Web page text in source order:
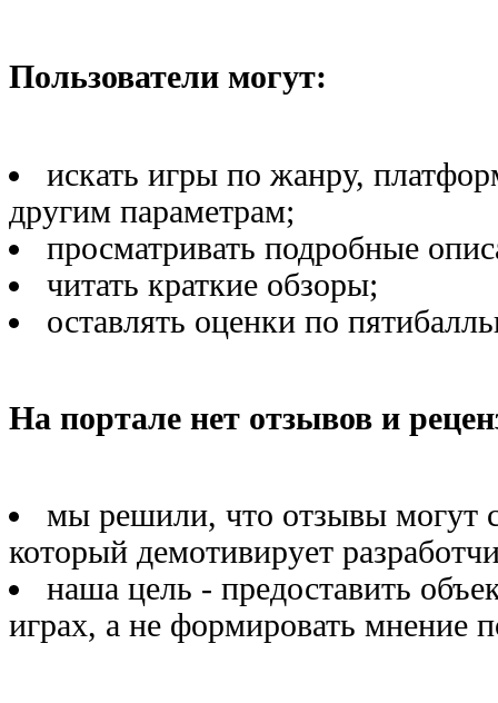
Пользователи могут:
искать игры по жанру,
другим параметрам;
просматривать подробные
читать краткие обзоры;
оставлять оценки по
На портале нет отзывов и
мы решили, что отзывы могут
который демотивирует
наша цель - предоставить
играх, а не формировать мнение